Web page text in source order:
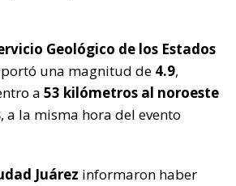
Geológico de los Estados
una magnitud de 4.9,
a 53 kilómetros al noroeste
, a la misma hora del evento
Juárez informaron haber